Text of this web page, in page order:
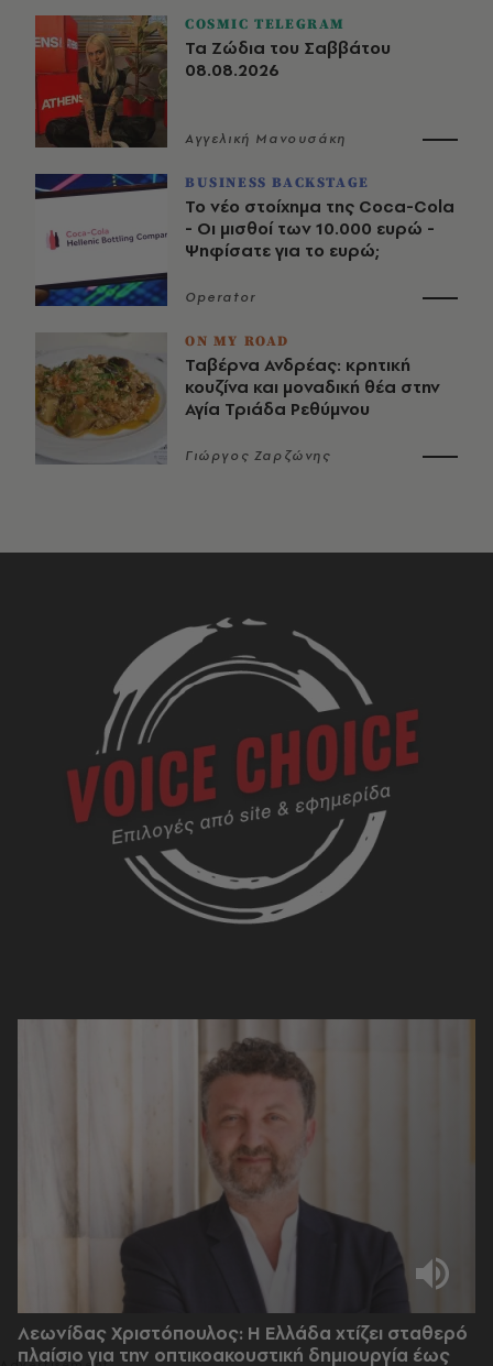
COSMIC TELEGRAM
Τα Ζώδια του Σαββάτου
08.08.2026
Αγγελική Μανουσάκη
BUSINESS BACKSTAGE
Το νέο στοίχημα της Coca-Cola
- Οι μισθοί των 10.000 ευρώ -
Ψηφίσατε για το ευρώ;
Operator
ON MY ROAD
Ταβέρνα Ανδρέας: κρητική
κουζίνα και μοναδική θέα στην
Αγία Τριάδα Ρεθύμνου
Γιώργος Ζαρζώνης
Λεωνίδας Χριστόπουλος: Η Ελλάδα χτίζει σταθερό
πλαίσιο για την οπτικοακουστική δημιουργία έως